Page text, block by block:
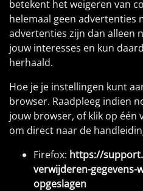
betekent het weigeren van
helemaal geen advertenties
advertenties zijn dan alleen
jouw interesses en kun
herhaald.
Hoe je je instellingen kunt
browser. Raadpleeg indien
jouw browser, of klik op één
om direct naar de
Firefox: https://
verwijderen-gegevens-
opgeslagen